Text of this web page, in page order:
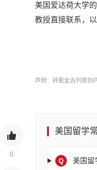
0
美国爱达荷大学
教授直接联系，以
声明：转载金吉列原创
美国留学
Q 美国留